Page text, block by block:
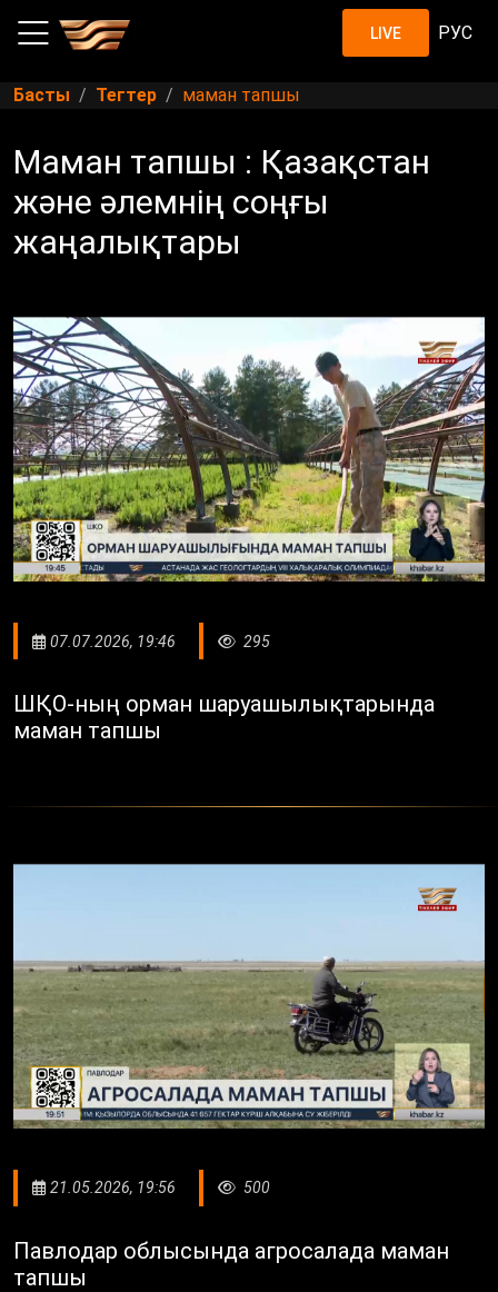
LIVE РУС
Басты Тегтер маман тапшы
Маман тапшы : Қазақстан
және әлемнің соңғы
жаңалықтары
07.07.2026, 19:46 295
ШҚО-ның орман шаруашылықтарында
маман тапшы
21.05.2026, 19:56 500
Павлодар облысында агросалада маман
тапшы